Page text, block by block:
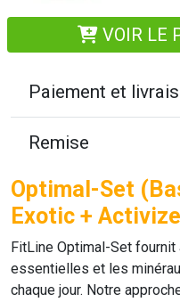
VOIR LE
Paiement et
Remise
Optimal-Set
Exotic +
FitLine Optimal-Set fournit
essentielles et les
chaque jour. Notre